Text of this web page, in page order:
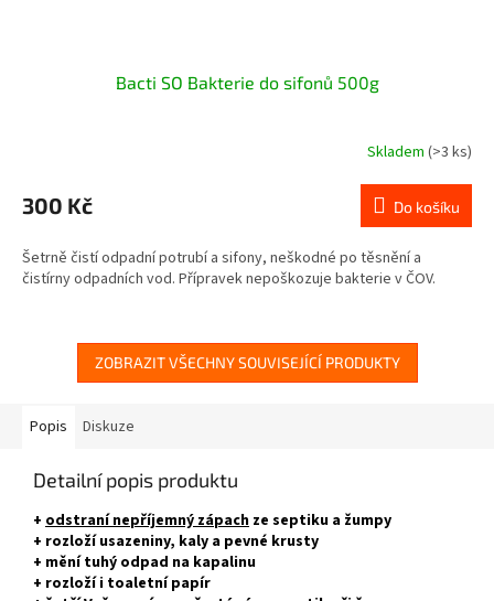
Bacti SO Bakterie do sifonů 500g
produktu
je
z
5
Skladem(>3 ks)
300 Kč Do košíku
Šetrně čistí odpadní potrubí a sifony, neškodné po těsnění a
čistírny odpadních vod. Přípravek nepoškozuje bakterie v ČOV.
ZOBRAZIT VŠECHNY SOUVISEJÍCÍ PRODUKTY
Popis Diskuze
Detailní popis produktu
+ odstraní nepříjemný zápach ze septiku a žumpy
+ rozloží usazeniny, kaly a pevné krusty
+ mění tuhý odpad na kapalinu
+ rozloží i toaletní papír